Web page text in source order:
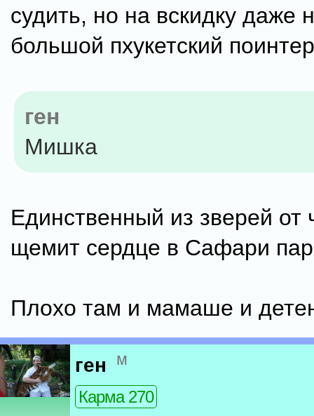
судить, но на вскидку даже
большой пхукетский
ген
Мишка
Единственный из зверей от
щемит сердце в Сафари
Плохо там и мамаше и
ген м
Карма 270